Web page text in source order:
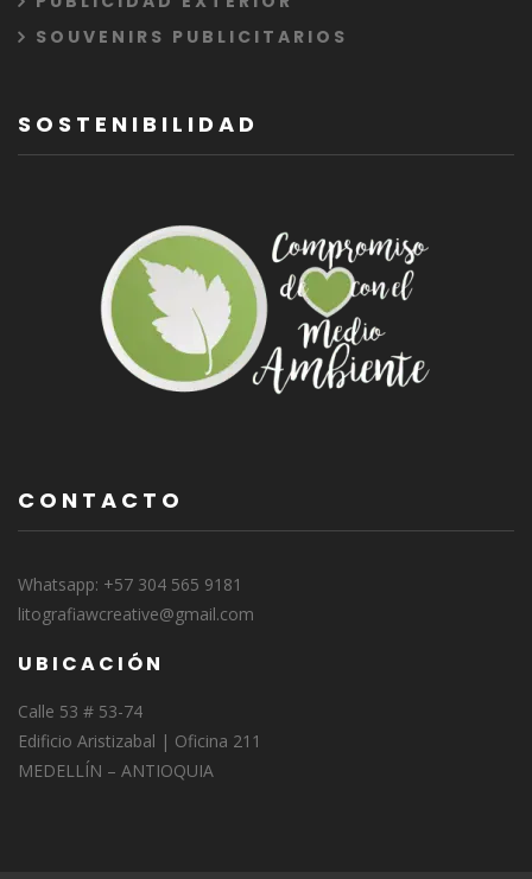
SOUVENIRS PUBLICITARIOS
SOSTENIBILIDAD
CONTACTO
Whatsapp: +57 304 565 9181
litografiawcreative@gmail.com
UBICACIÓN
Calle 53 # 53-74
Edificio Aristizabal | Oficina 211
MEDELLÍN – ANTIOQUIA